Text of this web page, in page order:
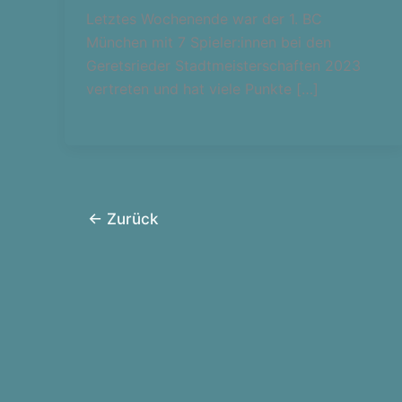
Letztes Wochenende war der 1. BC
München mit 7 Spieler:innen bei den
Geretsrieder Stadtmeisterschaften 2023
vertreten und hat viele Punkte […]
← Zurück